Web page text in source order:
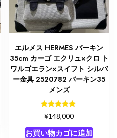
エルメス HERMES バーキン
35cm カーゴ エクリュ×クロ ト
ワルゴエラン×スイフト シルバ
ー金具 2520782 バーキン35
メンズ
5段階中
5.00
の評価
¥148,000
お買い物カゴに追加